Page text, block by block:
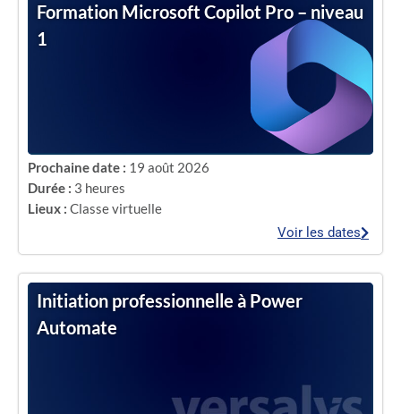
Formation Microsoft Copilot Pro – niveau
1
Prochaine date : 19 août 2026
Durée : 3 heures
Lieux : Classe virtuelle
Voir les dates
Initiation professionnelle à Power
Automate